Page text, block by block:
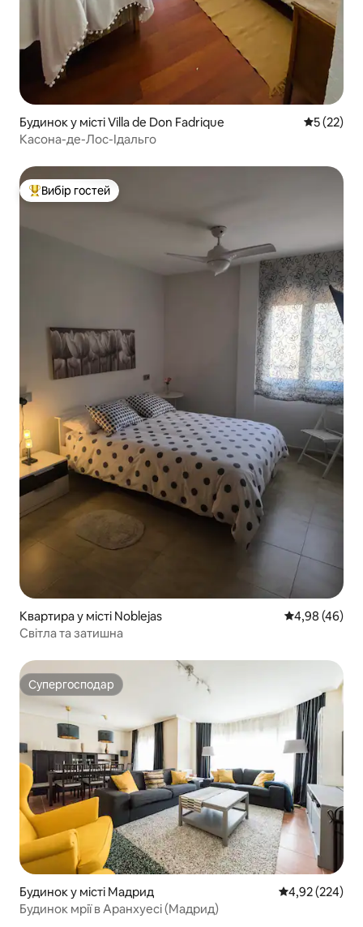
Будинок у місті Villa de Don Fadrique Середня
5 (22)
Касона-де-Лос-Ідальго
Топ вибір гостей
Вибір гостей
Квартира у місті Noblejas Середня
4,98 (46)
Світла та затишна
Супергосподар
Супергосподар
Будинок у місті Мадрид Середня
4,92 (224)
Будинок мрії в Аранхуесі (Мадрид)